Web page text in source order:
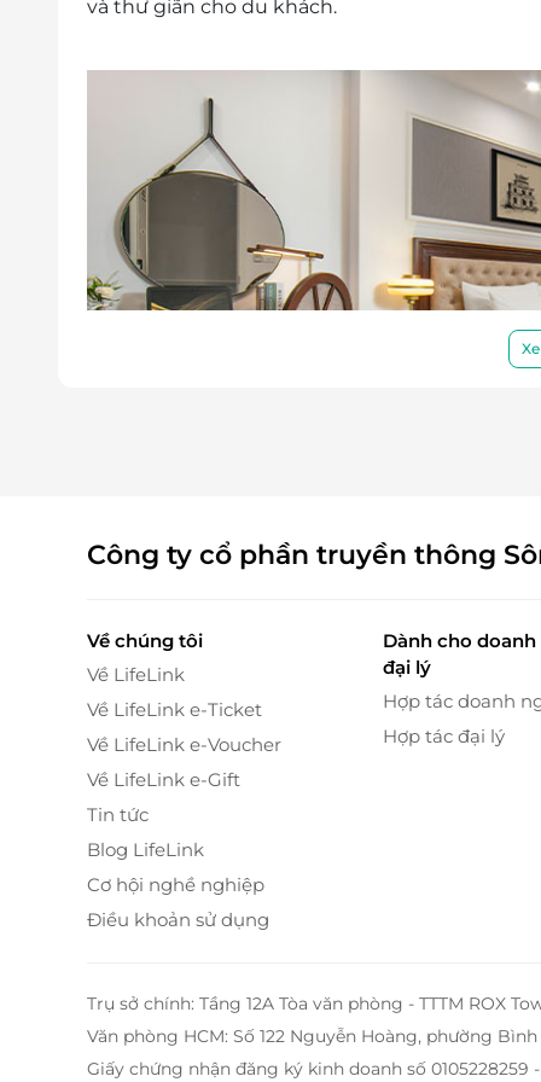
và thư giãn cho du khách.
Công ty cổ phần truyền thông
Về chúng tôi
Về LifeLink
Về LifeLink e-Ticket
Về LifeLink e-Voucher
Về LifeLink e-Gift
Tin tức
Blog LifeLink
Cơ hội nghề nghiệp
Điều khoản sử dụng
Dành cho
đại lý
Hợp tác doanh
Hợp tác đại lý
Trụ sở chính: Tầng 12A Tòa văn phòng - TTTM ROX
Văn phòng HCM: Số 122 Nguyễn Hoàng, phường
Giấy chứng nhận đăng ký kinh doanh số